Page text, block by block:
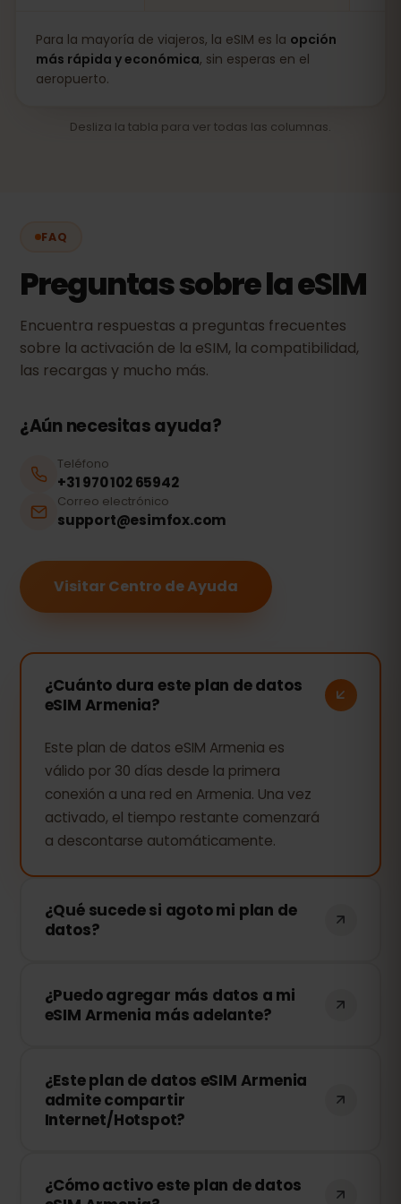
Para la mayoría de viajeros, la eSIM es la opción
más rápida y económica, sin esperas en el
aeropuerto.
Desliza la tabla para ver todas las columnas.
FAQ
Preguntas sobre la eSIM
Encuentra respuestas a preguntas frecuentes
sobre la activación de la eSIM, la compatibilidad,
las recargas y mucho más.
¿Aún necesitas ayuda?
Teléfono
+31 970 102 65942
Correo electrónico
support@esimfox.com
Visitar Centro de Ayuda
¿Cuánto dura este plan de datos
eSIM Armenia?
Este plan de datos eSIM Armenia es
válido por 30 días desde la primera
conexión a una red en Armenia. Una vez
activado, el tiempo restante comenzará
a descontarse automáticamente.
¿Qué sucede si agoto mi plan de
datos?
conexión se detendrá. Puedes recargar
tu eSIM fácilmente desde tu panel de
¿Puedo agregar más datos a mi
eSIM Armenia más adelante?
cualquier momento sin necesidad de
reinstalar tu eSIM. Solo accede a tu
cuenta y elige la cantidad de datos
¿Este plan de datos eSIM Armenia
admite compartir
Internet/Hotspot?
mediante Hotspot con otros
¿Cómo activo este plan de datos